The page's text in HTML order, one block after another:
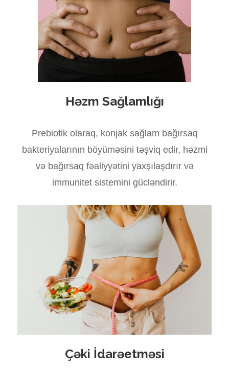
Həzm Sağlamlığı
Prebiotik olaraq, konjak sağlam bağırsaq
bakteriyalarının böyüməsini təşviq edir, həzmi
və bağırsaq fəaliyyətini yaxşılaşdırır və
immunitet sistemini gücləndirir.
Çəki İdarəetməsi